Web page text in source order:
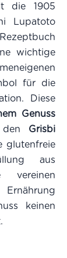
die 1905
Lupatoto
wichtige
für die
Diese
Genuss
Grisbi
glutenfreie
aus
vereinen
keinen